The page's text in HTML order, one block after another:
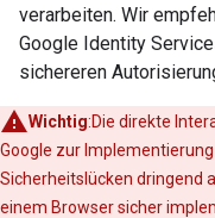
verarbeiten. Wir
Google Identity
sichereren
Wichtig:Die direkte
Google zur
Sicherheitslücken dringend
einem Browser sicher